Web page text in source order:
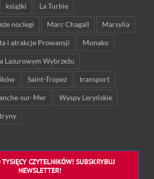
książki La Turbie
noclegi Marc Chagall Marsylia
i atrakcje Prowansji Monako
Lazurowym Wybrzeżu
Saint-Tropez transport
sur-Mer Wyspy Leryńskie
CZYTELNIKÓW! SUBSKRYBUJ
NEWSLETTER!